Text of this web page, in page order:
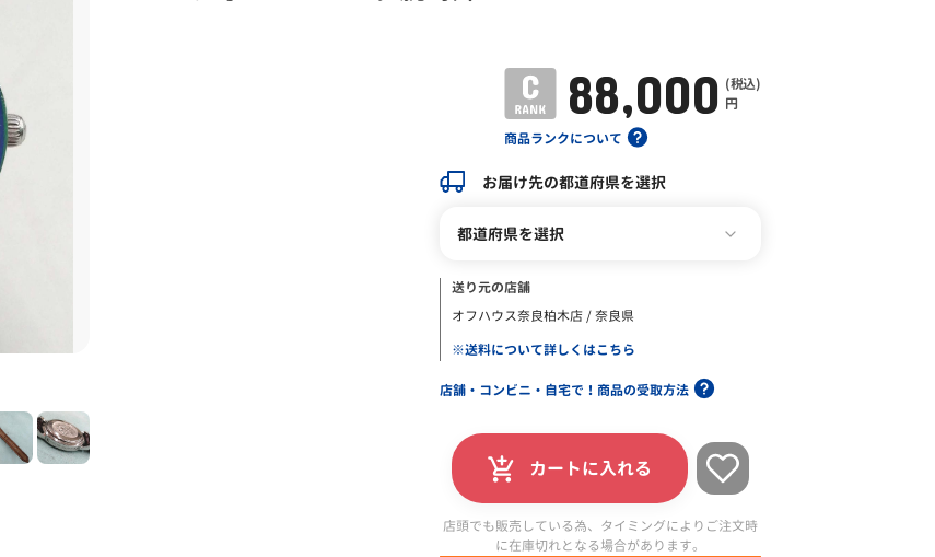
商品ランクについて
88,000 (税込)
円
お届け先の都道府県を選択
都道府県を選択
送り元の店舗
オフハウス奈良柏木店 / 奈良県
※送料について詳しくはこちら
店舗・コンビニ・自宅で！商品の受取方法
カートに入れる
店頭でも販売している為、タイミングによりご注文時
に在庫切れとなる場合があります。